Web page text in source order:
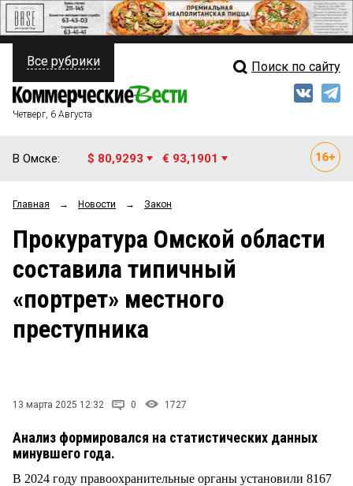
ПОЛИТИКА
ФИНАНСЫ
ОБЩЕСТВО
ЗАКОН
Свежий выпуск
Рейтинги
Блоги
Архив
Все рубрики Поиск по сайту
Четверг, 6 Августа
В Омске: $ 80,9293 € 93,1901
Главная → Новости → Закон
Прокуратура Омской области
составила типичный
«портрет» местного
преступника
13 марта 2025 12:32 0 1727
Анализ формировался на статистических данных
минувшего года.
В 2024 году правоохранительные органы установили 8167